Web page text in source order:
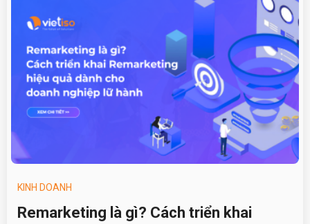
KINH DOANH
Remarketing là gì? Cách triển khai